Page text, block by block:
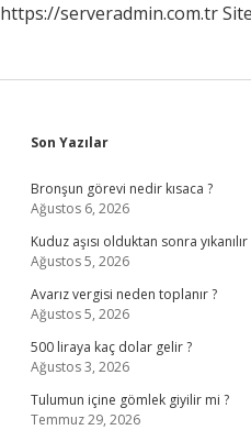
https://serveradmin.com.tr
Sidebar
Son Yazılar
Bronşun görevi nedir kısaca ?
Ağustos 6, 2026
Kuduz aşısı olduktan sonra yıkanılır
Ağustos 5, 2026
Avarız vergisi neden toplanır ?
Ağustos 5, 2026
500 liraya kaç dolar gelir ?
Ağustos 3, 2026
Tulumun içine gömlek giyilir mi ?
Temmuz 29, 2026